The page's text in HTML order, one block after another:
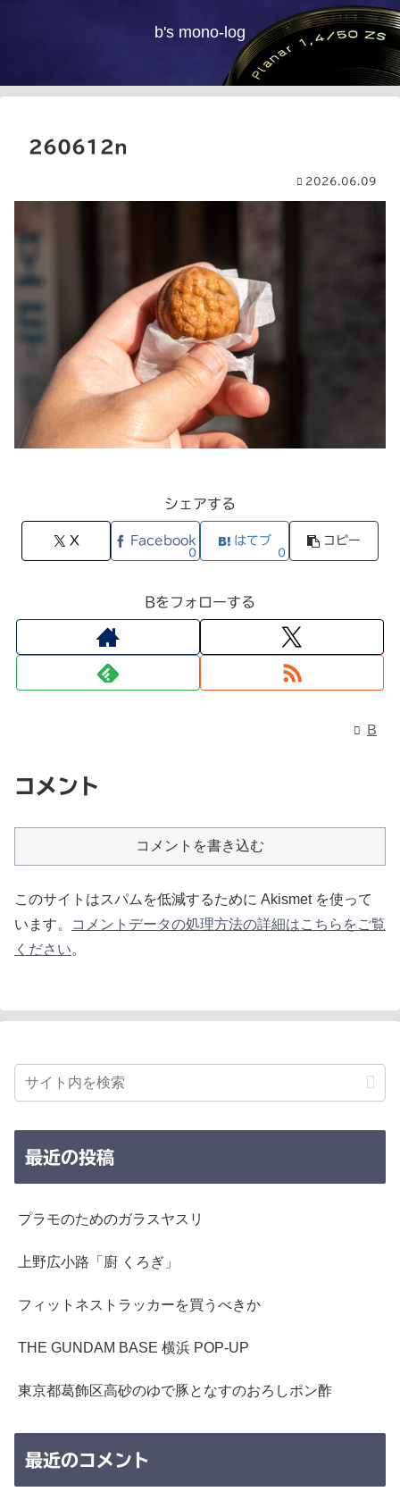
b's mono-log
260612n
2026.06.09
シェアする
X Facebook
0
はてブ
0
コピー
Bをフォローする
B
コメント
コメントを書き込む
このサイトはスパムを低減するために Akismet を使って
います。
コメントデータの処理方法の詳細はこちらをご覧
ください。
最近の投稿
プラモのためのガラスヤスリ
上野広小路「廚 くろぎ」
フィットネストラッカーを買うべきか
THE GUNDAM BASE 横浜 POP-UP
東京都葛飾区高砂のゆで豚となすのおろしポン酢
最近のコメント